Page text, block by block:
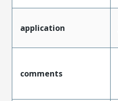
application
comments